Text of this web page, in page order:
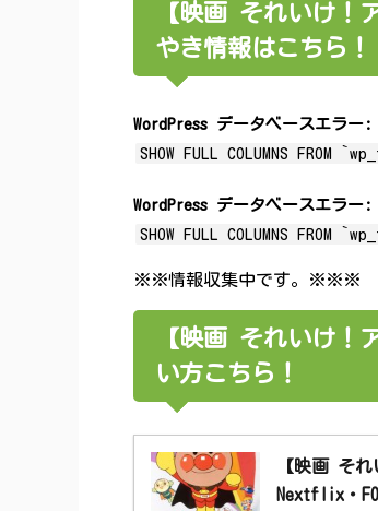
【映画 それいけ
やき情報はこちら！
WordPress データベースエラー:
SHOW FULL COLUMNS FROM
WordPress データベースエラー:
SHOW FULL COLUMNS FROM
※※情報収集中です。※※※
【映画 それいけ！
い方こちら！
【映画 そ
Nextflix・